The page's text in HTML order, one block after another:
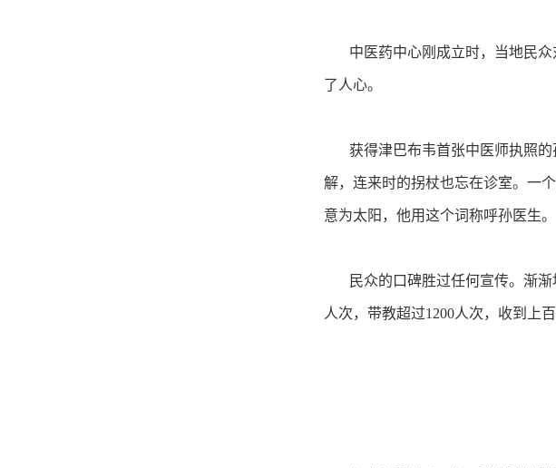
中医药中心刚成立时，当地民众
了人心。
获得津巴布韦首张中医师执照的
解，连来时的拐杖也忘在诊室。一
意为太阳，他用这个词称呼孙医生。
民众的口碑胜过任何宣传。渐渐
人次，带教超过1200人次，收到上